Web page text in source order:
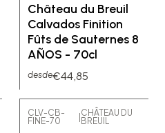
Château du Breuil
Calvados Finition
Fûts de Sauternes 8
AÑOS - 70cl
desde€44,85
CLV-CB-
FINE-70
CHÂTEAU DU
BREUIL